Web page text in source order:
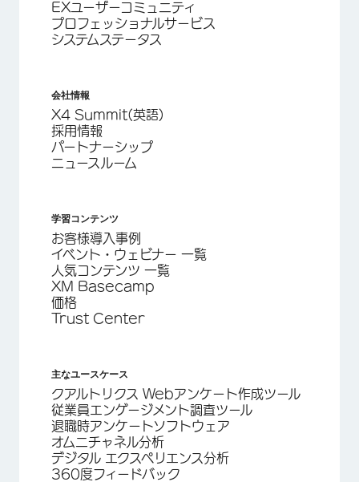
EXユーザーコミュニティ
プロフェッショナルサービス
システムステータス
会社情報
X4 Summit(英語)
採用情報
パートナーシップ
ニュースルーム
学習コンテンツ
お客様導入事例
イベント・ウェビナー 一覧
人気コンテンツ 一覧
XM Basecamp
価格
Trust Center
主なユースケース
クアルトリクス Webアンケート作成ツール
従業員エンゲージメント調査ツール
退職時アンケートソフトウェア
オムニチャネル分析
デジタル エクスペリエンス分析
360度フィードバック